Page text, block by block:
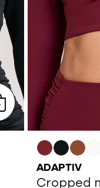
ADAPTIV
Cropped